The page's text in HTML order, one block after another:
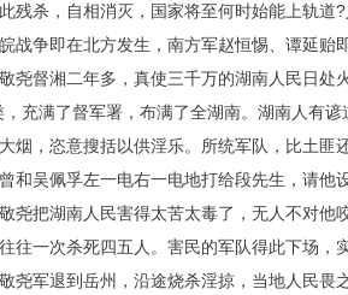
残杀，自相消灭，国家将至何时始能上轨道
战争即在北方发生，南方军赵恒惕、谭延贻
尧督湘二年多，真使三千万的湖南人民日处
，充满了督军署，布满了全湖南。湖南人有
烟，恣意搜括以供淫乐。所统军队，比土
和吴佩孚左一电右一电地打给段先生，请
尧把湖南人民害得太苦太毒了，无人不对他
往一次杀死四五人。害民的军队得此下场，
尧军退到岳州，沿途烧杀淫掠，当地人民畏